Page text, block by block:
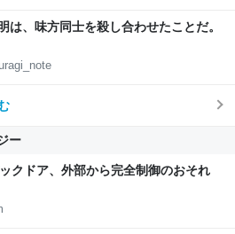
は、味方同士を殺し合わせたことだ。
ー
クドア、外部から完全制御のおそれ